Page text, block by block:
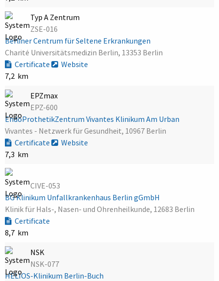
Typ A Zentrum
ZSE-016
Berliner Centrum für Seltene Erkrankungen
Charité Universitätsmedizin Berlin, 13353 Berlin
Certificate
Website
7,2 km
EPZmax
EPZ-600
EndoProthetikZentrum Vivantes Klinikum Am Urban
Vivantes - Netzwerk für Gesundheit, 10967 Berlin
Certificate
Website
7,3 km
CIVE-053
BG Klinikum Unfallkrankenhaus Berlin gGmbH
Klinik für Hals-, Nasen- und Ohrenheilkunde, 12683 Berlin
Certificate
8,7 km
NSK
NSK-077
HELIOS-Klinikum Berlin-Buch